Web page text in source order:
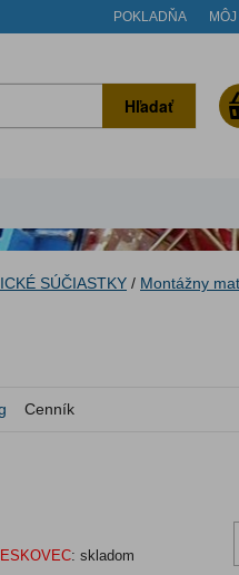
POKLADŇA
Hľadať
SÚČIASTKY / Montážny
Cenník
: skladom